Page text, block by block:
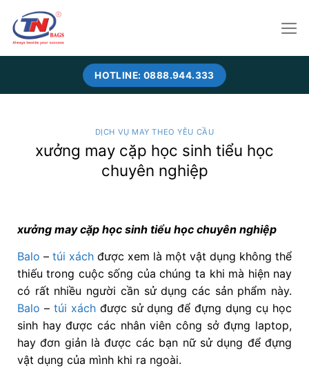
content
HOTLINE: 0888.944.333
DỊCH VỤ MAY THEO YÊU CẦU
xưởng may cặp học sinh tiểu học
chuyên nghiệp
xưởng may cặp học sinh tiểu học chuyên nghiệp
Balo – túi xáchđược xem là một vật dụng không thể
thiếu trong cuộc sống của chúng ta khi mà hiện nay
có rất nhiều người cần sử dụng các sản phẩm này.
Balo – túi xáchđược sử dụng để đựng dụng cụ học
sinh hay được các nhân viên công sở đựng laptop,
hay đơn giản là được các bạn nữ sử dụng để đựng
vật dụng của mình khi ra ngoài.